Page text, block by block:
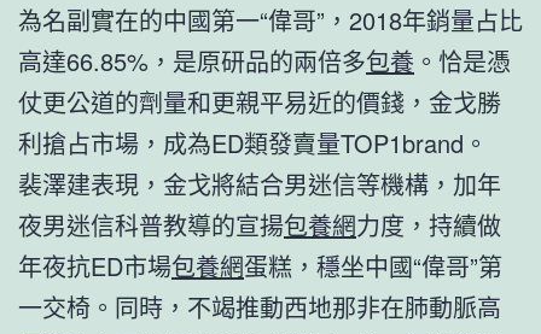
為名副實在的中國第一“偉哥”，2018年銷量占比
高達66.85%，是原研品的兩倍多包養 。恰是憑
仗更公道的劑量和更親平易近的價錢，金戈勝
利搶占市場，成為ED類發賣量TOP1brand。
裴澤建表現，金戈將結合男迷信等機構，加年
夜男迷信科普教導的宣揚包養網力度，持續做
年夜抗ED市場包養網蛋糕，穩坐中國“偉哥”第
一交椅。同時，不竭推動西地那非在肺動脈高